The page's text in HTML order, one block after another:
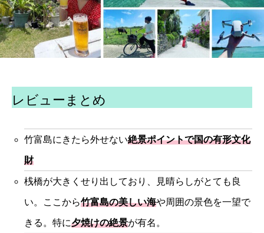
レビューまとめ
竹富島にきたら外せない絶景ポイントで国の有形文化
財
桟橋が大きくせり出しており、見晴らしがとても良
い。ここから竹富島の美しい海や周囲の景色を一望で
きる。特に夕焼けの絶景が有名。